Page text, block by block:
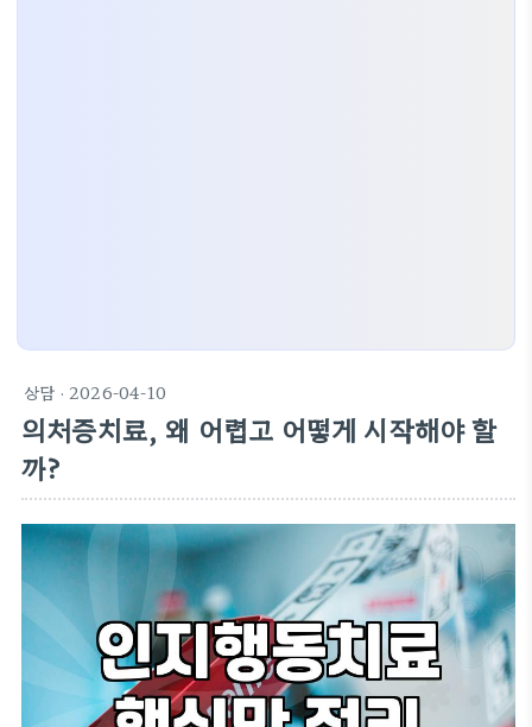
상담 · 2026-04-10
의처증치료, 왜 어렵고 어떻게 시작해야 할
까?